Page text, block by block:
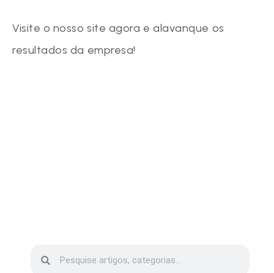
Visite o nosso site agora e alavanque os
resultados da empresa!